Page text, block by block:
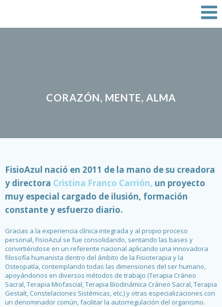
contenido
CORAZÓN, MENTE, ALMA
FisioAzul nació en 2011 de la mano de su creadora
y directora Cristina Franco Carrión, un proyecto
muy especial cargado de ilusión, formación
constante y esfuerzo diario.
Gracias a la experiencia clínica integrada y al propio proceso
personal, FisioAzul se fue consolidando, sentando las bases y
convirtiéndose en un referente nacional aplicando una innovadora
filosofía humanista dentro del ámbito de la Fisioterapia y la
Osteopatía, contemplando todas las dimensiones del ser humano,
apoyándonos en diversos métodos de trabajo (Terapia Cráneo
Sacral, Terapia Miofascial, Terapia Biodinámica Cráneo Sacral, Terapia
Gestalt, Constelaciones Sistémicas, etc.) y otras especializaciones con
un denominador común, facilitar la autorregulación del organismo.